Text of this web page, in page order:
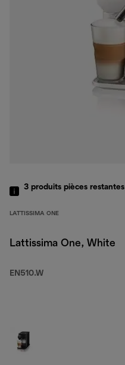
3 produits pièces restantes
LATTISSIMA ONE
Lattissima One, White
EN510.W